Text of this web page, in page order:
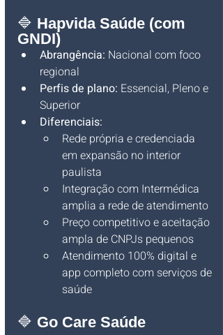
🔷 Hapvida Saúde (com
GNDI)
Abrangência: Nacional com foco
regional
Perfis de plano: Essencial, Pleno e
Superior
Diferenciais:
Rede própria e credenciada
em expansão no interior
paulista
Integração com Intermédica
amplia a rede de atendimento
Preço competitivo e aceitação
ampla de CNPJs pequenos
Atendimento 100% digital e
app completo com serviços de
saúde
🔷 Go Care Saúde